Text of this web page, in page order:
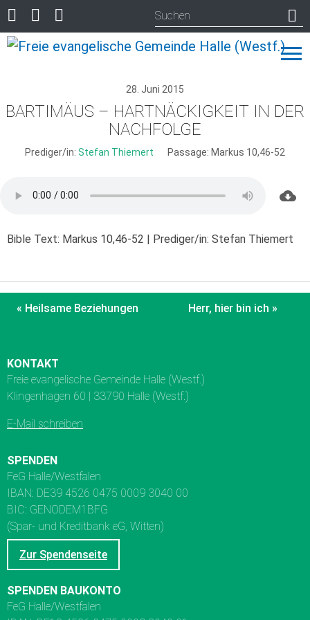
28. Juni 2015
BARTIMÄUS – HARTNÄCKIGKEIT IN DER
NACHFOLGE
Prediger/in: Stefan Thiemert Passage: Markus 10,46-52
Bible Text: Markus 10,46-52 | Prediger/in: Stefan Thiemert
« Heilsame Beziehungen Herr, hier bin ich »
KONTAKT
Freie evangelische Gemeinde Halle (Westf.)
Klingenhagen 60 | 33790 Halle (Westf.)
E-Mail schreiben
SPENDEN
FeG Halle/Westfalen
IBAN: DE39 4526 0475 0009 3040 00
BIC: GENODEM1BFG
(Spar- und Kreditbank eG, Witten)
Zur Spendenseite
SPENDEN BAUKONTO
FeG Halle/Westfalen